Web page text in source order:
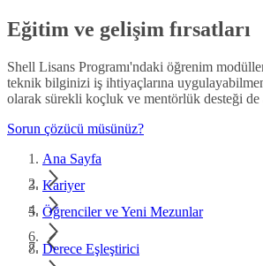
Eğitim ve gelişim fırsatları
Shell Lisans Programı'ndaki öğrenim
teknik bilginizi iş ihtiyaçlarına
olarak sürekli koçluk ve mentörlük desteği de
Sorun çözücü müsünüz?
Ana Sayfa
Kariyer
Öğrenciler ve Yeni Mezunlar
Derece Eşleştirici